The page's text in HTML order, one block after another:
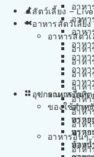
สัตว์เลี้ยง –
อาหารสัตว์เลี้ย
อาหารสัตว์
อาห
อาห
อาหา
อาหา
อาหา
อาห
อาห
อาหารอื่นๆ
อาห
อาห
อาหา
อาหา
อาหา
อาหา
อาห
อาห
อาหารอื่นๆ
อาหา
อาหา
อาหา
อาหา
อุปกรณและผลิ
ของใช้สำห
ทราย
ทราย
ห้อง